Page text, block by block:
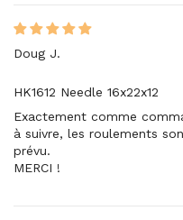
Doug J.
HK1612 Needle 16x22x12
Exactement comme
à suivre, les roulements
prévu.
MERCI !